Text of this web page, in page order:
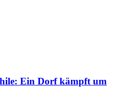
Ein Dorf kämpft um